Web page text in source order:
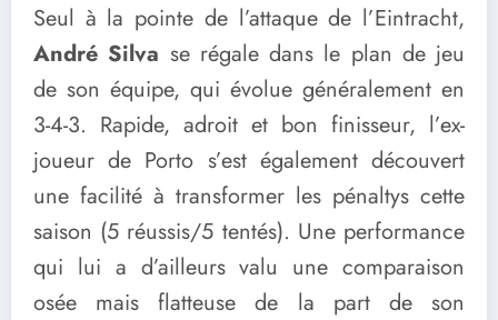
Seul à la pointe de l’attaque de l’Eintracht,
André Silva se régale dans le plan de jeu
de son équipe, qui évolue généralement en
3-4-3. Rapide, adroit et bon finisseur, l’ex-
joueur de Porto s’est également découvert
une facilité à transformer les pénaltys cette
saison (5 réussis/5 tentés). Une performance
qui lui a d’ailleurs valu une comparaison
osée mais flatteuse de la part de son